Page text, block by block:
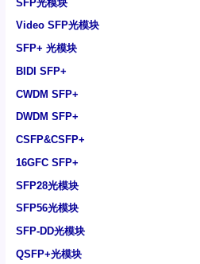
SFP光模块
Video SFP光模块
SFP+ 光模块
BIDI SFP+
CWDM SFP+
DWDM SFP+
CSFP&CSFP+
16GFC SFP+
SFP28光模块
SFP56光模块
SFP-DD光模块
QSFP+光模块